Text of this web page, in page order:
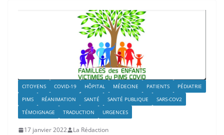
CITOYENS COVID-19 HÔPITAL MÉDECINE PATIENTS
PÉDIATRIE
PIMS
RÉANIMATION SANTÉ SANTÉ PUBLIQUE
SARS-COV2
TÉMOIGNAGE
TRADUCTION URGENCES
17 janvier 2022 La Rédaction